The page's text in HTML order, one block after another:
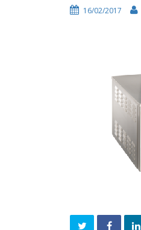
16/02/2017